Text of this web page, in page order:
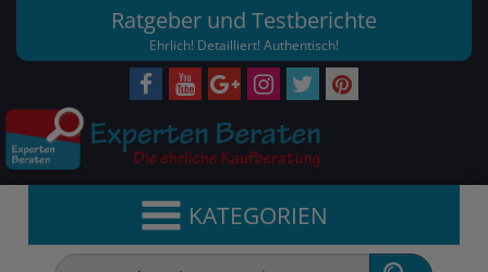
Ratgeber und Testberichte
Ehrlich! Detailliert! Authentisch!
KATEGORIEN